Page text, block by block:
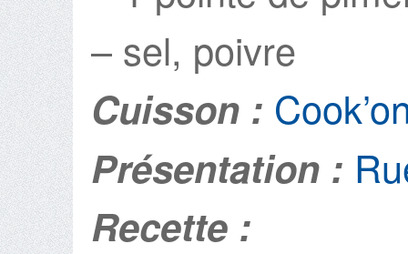
– sel, poivre
Cuisson :
Présentation :
Recette :